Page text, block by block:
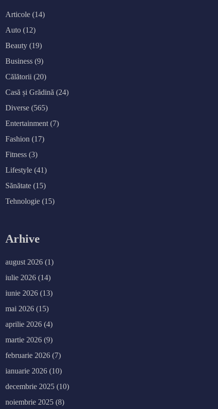
a
g
ă
i
n
l
r
a
i
o
a
e
a
p
t
e
f
t
u
l
r
n
d
n
e
c
-
l
r
m
n
s
c
Articole (14)
Auto (12)
Beauty (19)
Business (9)
Călătorii (20)
Casă și Grădină (24)
Diverse (565)
Entertainment (7)
Fashion (17)
Fitness (3)
Lifestyle (41)
Sănătate (15)
Tehnologie (15)
Arhive
august 2026 (1)
iulie 2026 (14)
iunie 2026 (13)
mai 2026 (15)
aprilie 2026 (4)
martie 2026 (9)
februarie 2026 (7)
ianuarie 2026 (10)
decembrie 2025 (10)
noiembrie 2025 (8)